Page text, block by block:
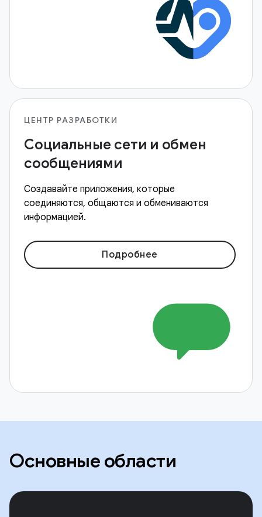
ЦЕНТР РАЗРАБОТКИ
Социальные сети и обмен
сообщениями
Создавайте приложения, которые
соединяются, общаются и обмениваются
информацией.
Подробнее
Основные области